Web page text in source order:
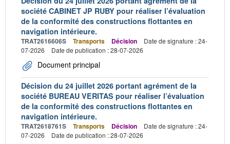
société CABINET JP RUBY pour réaliser l’évaluation
de la conformité des constructions flottantes en
navigation intérieure.
TRAT2616606S Transports Décision
Date de signature : 24-
07-2026
Date de publication : 28-07-2026
Document principal
Décision du 24 juillet 2026 portant agrément de la
société BUREAU VERITAS pour réaliser l’évaluation
de la conformité des constructions flottantes en
navigation intérieure.
TRAT2618761S Transports Décision
Date de signature : 24-
07-2026
Date de publication : 28-07-2026